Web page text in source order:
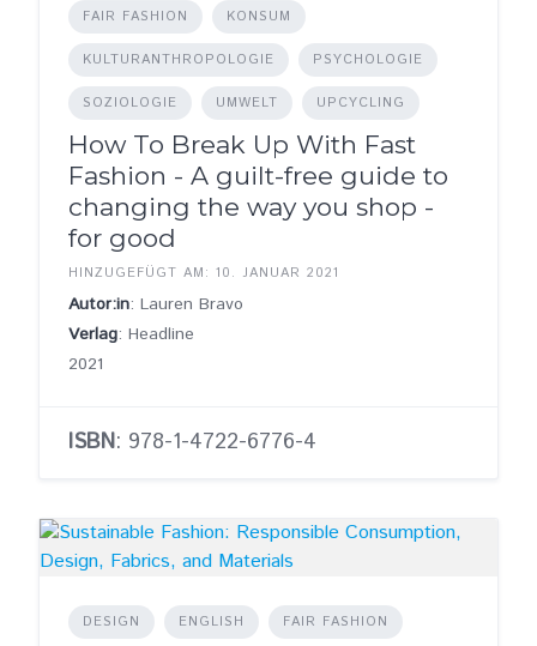
FAIR FASHION KONSUM
KULTURANTHROPOLOGIE PSYCHOLOGIE
SOZIOLOGIE UMWELT UPCYCLING
How To Break Up With Fast
Fashion - A guilt-free guide to
changing the way you shop -
for good
HINZUGEFÜGT AM: 10. JANUAR 2021
Autor:in: Lauren Bravo
Verlag: Headline
2021
ISBN: 978-1-4722-6776-4
DESIGN ENGLISH FAIR FASHION